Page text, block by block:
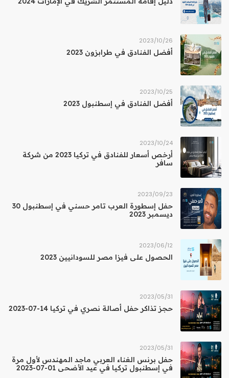
26‏/10‏/2023
أفضل الفنادق في طرابزون 2023
25‏/10‏/2023
أفضل الفنادق في إسطنبول 2023
24‏/10‏/2023
أرخص أسعار للفنادق في تركيا 2023 من شركة
سافر
23‏/09‏/2023
حفل إسطورة العرب تامر حسني في إسطنبول 30
ديسمبر 2023
12‏/06‏/2023
الحصول على فيزا مصر للسودانيين 2023
31‏/05‏/2023
حجز تذاكر حفل أصالة نصري في تركيا 14-07-2023
31‏/05‏/2023
حفل برنس الغناء العربي ماجد المهندس لأول مرة
في إسطنبول تركيا في عيد الأضحى 01-07-2023